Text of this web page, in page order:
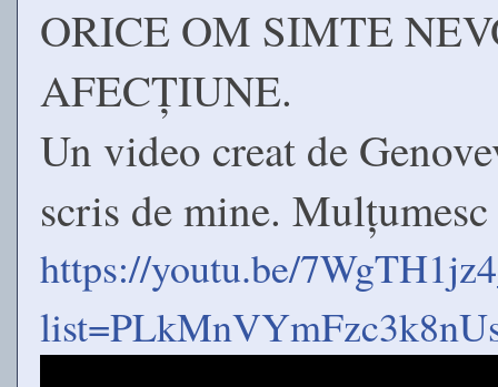
ORICE OM SIMTE
AFECȚIUNE.
Un video creat de
scris de mine.
https://youtu.be/